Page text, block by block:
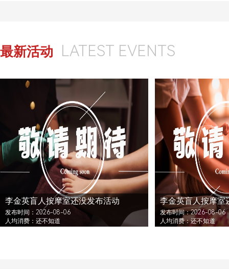
最新活动 LATEST EVENTS
李金英盲人按摩室还没发布活动
发布时间：2026-08-06
人均消费：还不知道
李金英盲人按摩室
发布时间：2026-08-06
人均消费：还不知道